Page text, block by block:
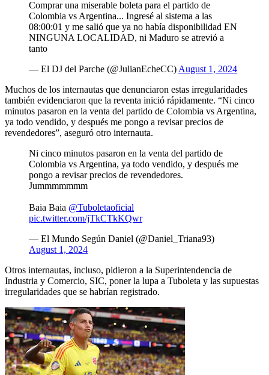
Comprar una miserable boleta para el partido de
Colombia vs Argentina... Ingresé al sistema a las
08:00:01 y me salió que ya no había disponibilidad EN
NINGUNA LOCALIDAD, ni Maduro se atrevió a
tanto
— El DJ del Parche (@JulianEcheCC) August 1, 2024
Muchos de los internautas que denunciaron estas irregularidades
también evidenciaron que la reventa inició rápidamente. “Ni cinco
minutos pasaron en la venta del partido de Colombia vs Argentina,
ya todo vendido, y después me pongo a revisar precios de
revendedores”, aseguró otro internauta.
Ni cinco minutos pasaron en la venta del partido de
Colombia vs Argentina, ya todo vendido, y después me
pongo a revisar precios de revendedores.
Jummmmmmm
Baia Baia @Tuboletaoficial
pic.twitter.com/jTkCTkKQwr
— El Mundo Según Daniel (@Daniel_Triana93)
August 1, 2024
Otros internautas, incluso, pidieron a la Superintendencia de
Industria y Comercio, SIC, poner la lupa a Tuboleta y las supuestas
irregularidades que se habrían registrado.